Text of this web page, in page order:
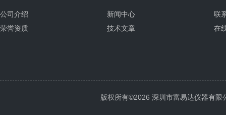
公司介绍
荣誉资质
新闻中心
技术文章
联
在
版权所有©2026 深圳市富易达仪器有